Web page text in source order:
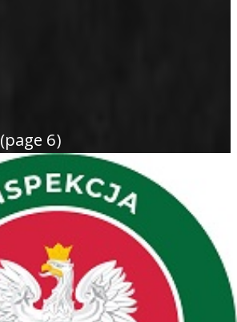
(page 6)